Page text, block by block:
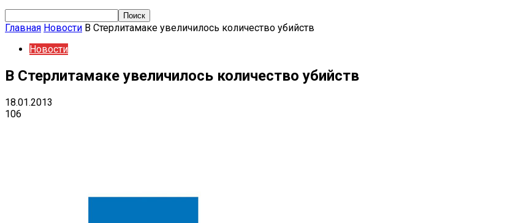
Главная Новости В Стерлитамаке увеличилось количество убийств
Новости
В Стерлитамаке увеличилось количество убийств
18.01.2013
106